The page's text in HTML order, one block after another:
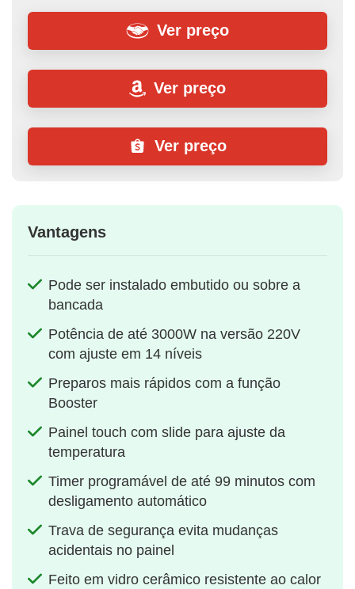
Ver preço
Ver preço
Ver preço
Vantagens
Pode ser instalado embutido ou sobre a
bancada
Potência de até 3000W na versão 220V
com ajuste em 14 níveis
Preparos mais rápidos com a função
Booster
Painel touch com slide para ajuste da
temperatura
Timer programável de até 99 minutos com
desligamento automático
Trava de segurança evita mudanças
acidentais no painel
Feito em vidro cerâmico resistente ao calor